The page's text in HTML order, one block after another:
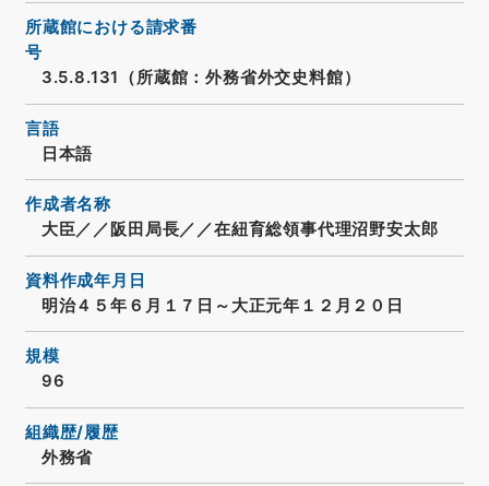
所蔵館における請求番
号
3.5.8.131（所蔵館：外務省外交史料館）
言語
日本語
作成者名称
大臣／／阪田局長／／在紐育総領事代理沼野安太郎
資料作成年月日
明治４５年６月１７日～大正元年１２月２０日
規模
96
組織歴/履歴
外務省